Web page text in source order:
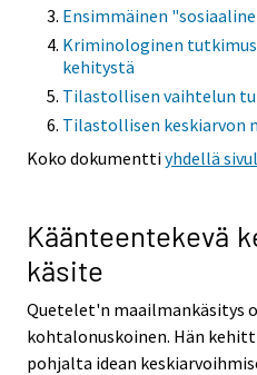
Ensimmäinen
Kriminologinen
kehitystä
Tilastollisen vaihtelun
Tilastollisen keskiarvon
Koko dokumenttiyhdellä
Käänteentekevä
käsite
Quetelet'n maailmankäsitys
kohtalonuskoinen. Hän
pohjalta idean